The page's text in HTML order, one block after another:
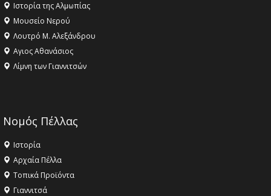
Ιστορία της Αλμωπίας
Μουσείο Νερού
Λουτρό Μ. Αλεξάνδρου
Αγιος Αθανάσιος
Λίμνη των Γιαννιτσών
Νομός Πέλλας
Ιστορία
Αρχαία Πέλλα
Τοπικά Προϊόντα
Γιαννιτσά